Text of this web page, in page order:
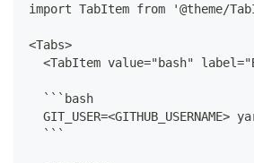
import TabItem from '@theme/
<Tabs>
<TabItem value="bash"
  ```bash
GIT_USER=<GITHUB_USERNAME>
  ```